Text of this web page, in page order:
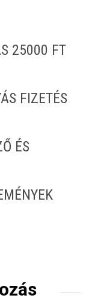
25000 FT
FIZETÉS
ÉS